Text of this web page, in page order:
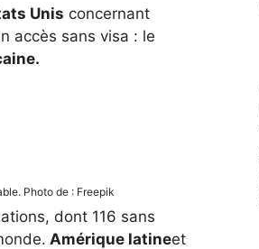
Unis concernant
accès sans visa : le
Photo de : Freepik
dont 116 sans
Amérique latineet